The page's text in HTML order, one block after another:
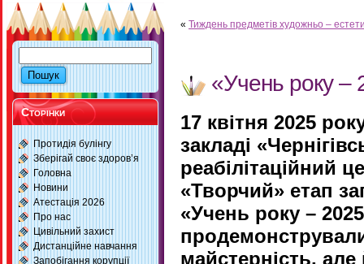
Сторінки
Протидія булінгу
Зберігай своє здоров’я
Головна
Новини
Атестація 2026
Про нас
Цивільний захист
Дистанційне навчання
Запобігання корупції
« Тиждень предметів художньо –
«Учень року –
17 квітня 2025
закладі
реабілітаційний
«Творчий» етап
«Учень року –
майстерність,